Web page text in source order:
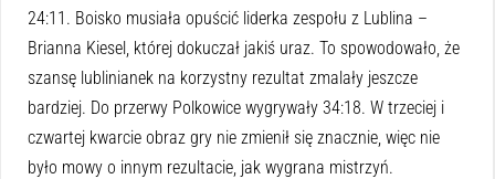
24:11. Boisko musiała opuścić liderka zespołu z Lublina –
Brianna Kiesel, której dokuczał jakiś uraz. To spowodowało, że
szansę lublinianek na korzystny rezultat zmalały jeszcze
bardziej. Do przerwy Polkowice wygrywały 34:18. W trzeciej i
czwartej kwarcie obraz gry nie zmienił się znacznie, więc nie
było mowy o innym rezultacie, jak wygrana mistrzyń.